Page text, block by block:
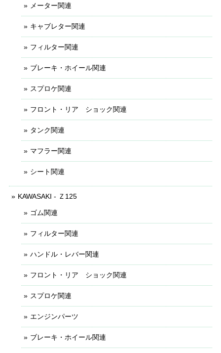
メーター関連
キャブレター関連
フィルター関連
ブレーキ・ホイール関連
スプロケ関連
フロント・リア ショック関連
タンク関連
マフラー関連
シート関連
KAWASAKI - Ｚ125
ゴム関連
フィルター関連
ハンドル・レバー関連
フロント・リア ショック関連
スプロケ関連
エンジンパーツ
ブレーキ・ホイール関連